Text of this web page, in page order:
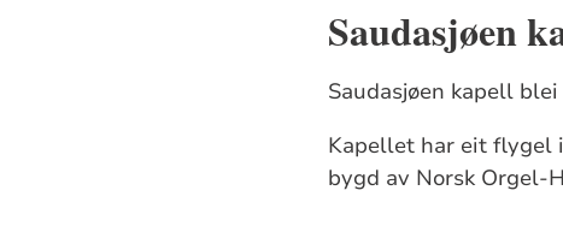
Saudasjøen
Saudasjøen kapell
Kapellet har eit flygel
bygd av Norsk Orgel-